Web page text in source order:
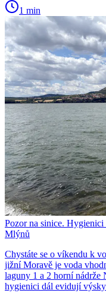
1 min
Pozor na sinice.
Mlýnů
Chystáte se o víkendu k
jižní Moravě je voda
laguny 1 a 2 horní
hygienici dál evidují